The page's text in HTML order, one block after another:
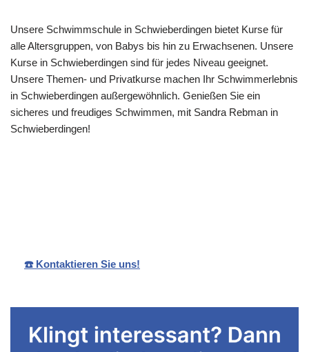
Unsere Schwimmschule in Schwieberdingen bietet Kurse für
alle Altersgruppen, von Babys bis hin zu Erwachsenen. Unsere
Kurse in Schwieberdingen sind für jedes Niveau geeignet.
Unsere Themen- und Privatkurse machen Ihr Schwimmerlebnis
in Schwieberdingen außergewöhnlich. Genießen Sie ein
sicheres und freudiges Schwimmen, mit Sandra Rebman in
Schwieberdingen!
☎️ Kontaktieren Sie uns!